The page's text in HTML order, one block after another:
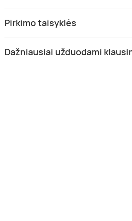
Pirkimo taisyklės
Dažniausiai užduodami